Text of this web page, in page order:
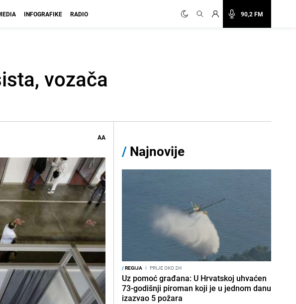
90,2 FM
INFOGRAFIKE RADIO
vozača
AA
/ Najnovije
/REGIJA I PRIJE OKO 2H
Uz pomoć građana: U Hrvatskoj uhvaćen
73-godišnji piroman koji je u jednom danu
izazvao 5 požara